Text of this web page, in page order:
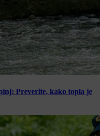
Preverite, kako topla je